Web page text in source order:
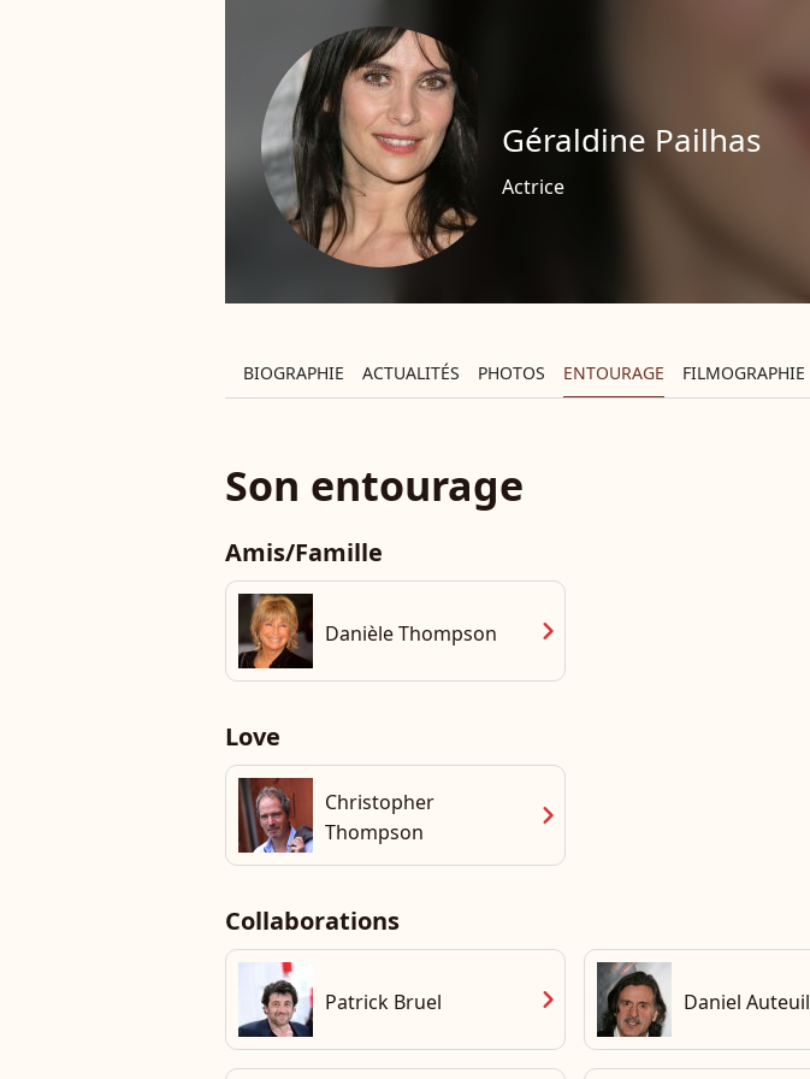
Géraldine Pailhas
Actrice
BIOGRAPHIE ACTUALITÉS PHOTOS ENTOURAGE FILMOGRAPHIE
Son entourage
Amis/Famille
Danièle Thompson chevron_right
Love
Christopher
Thompson
chevron_right
Collaborations
Patrick Bruel chevron_right Daniel Auteuil